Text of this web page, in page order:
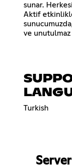
sunar.
Aktif
ve unutulmaz
Turkish
Server